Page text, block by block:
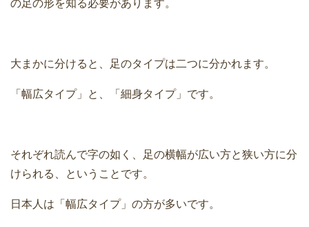
の足の形を知る必要があります。
大まかに分けると、足のタイプは二つに分かれます。
「幅広タイプ」と、「細身タイプ」です。
それぞれ読んで字の如く、足の横幅が広い方と狭い方に分
けられる、ということです。
日本人は「幅広タイプ」の方が多いです。